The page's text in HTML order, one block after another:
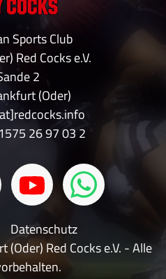
Sports Club
Red Cocks e.V.
2
(Oder)
26 97 03 2
Datenschutz
Red Cocks e.V. - Alle